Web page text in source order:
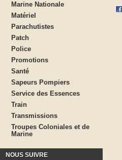
Marine Nationale
Matériel
Parachutistes
Patch
Police
Promotions
Santé
Sapeurs Pompiers
Service des Essences
Train
Transmissions
Troupes Coloniales et de
Marine
NOUS SUIVRE